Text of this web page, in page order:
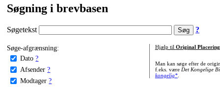
Søgning i brevbasen
Søgetekst ?
Søge-afgrænsning:
Dato ?
Afsender ?
Modtager ?
Hjælp til Original Placering
Man kan søge efter de
f.eks. være Det Kongelige
kongelig*.